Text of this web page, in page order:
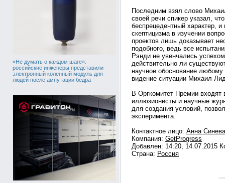
«Не думать о каждом шаге»:
российские инженеры представили
электронный коленный модуль для
людей после ампутации бедра
Последним взял слово
своей речи спикер указал,
беспрецедентный характер,
скептицизма в изучении
проектов лишь доказывает
подобного, ведь все
Рэнди не увенчались
действительно ли
научное обоснование
видение ситуации Михаил
В Оргкомитет Премии входят
иллюзионисты и научные
для создания условий,
эксперимента.
Контактное лицо: Анна Синева
Компания: GetProgress
Добавлен: 14:20, 14.07.2015
Страна: Россия